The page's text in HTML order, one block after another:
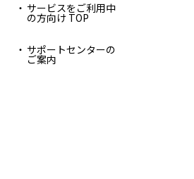
サービスをご利用中
の方向け TOP
サポートセンターの
ご案内